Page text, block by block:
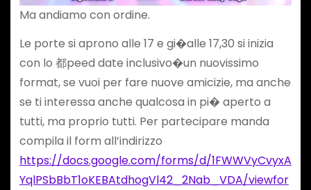
Ma andiamo con ordine.
Le porte si aprono alle 17 e gi�alle 17,30 si inizia
con lo 都peed date inclusivo�un nuovissimo
format, se vuoi per fare nuove amicizie, ma anche
se ti interessa anche qualcosa in pi� aperto a
tutti, ma proprio tutti. Per partecipare manda
compila il form all’indirizzo
https://docs.google.com/forms/d/1FWWVyCvyxA
YqlPSbBbT1oKEBAtdhogVl42_2Nab_VDA/viewfor